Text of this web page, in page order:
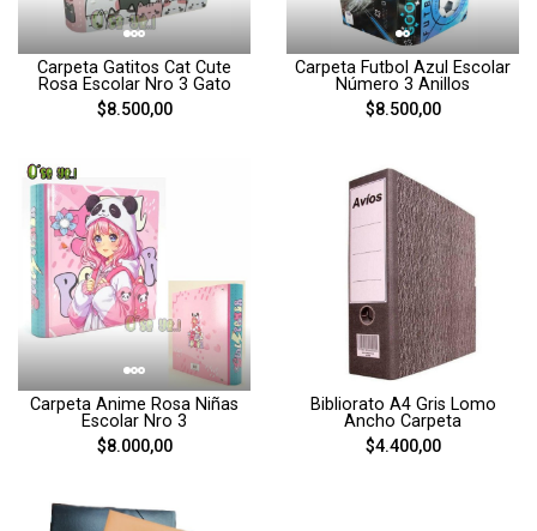
Carpeta Gatitos Cat Cute
Rosa Escolar Nro 3 Gato
$8.500,00
Carpeta Futbol Azul Escolar
Número 3 Anillos
$8.500,00
Carpeta Anime Rosa Niñas
Escolar Nro 3
$8.000,00
Bibliorato A4 Gris Lomo
Ancho Carpeta
$4.400,00